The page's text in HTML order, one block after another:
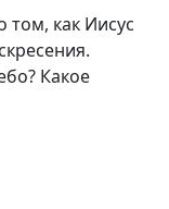
том, как Иисус
Какое